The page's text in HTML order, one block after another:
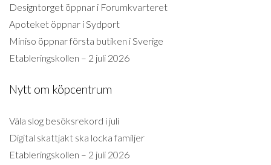
Designtorget öppnar i Forumkvarteret
Apoteket öppnar i Sydport
Miniso öppnar första butiken i Sverige
Etableringskollen – 2 juli 2026
Nytt om köpcentrum
Väla slog besöksrekord i juli
Digital skattjakt ska locka familjer
Etableringskollen – 2 juli 2026